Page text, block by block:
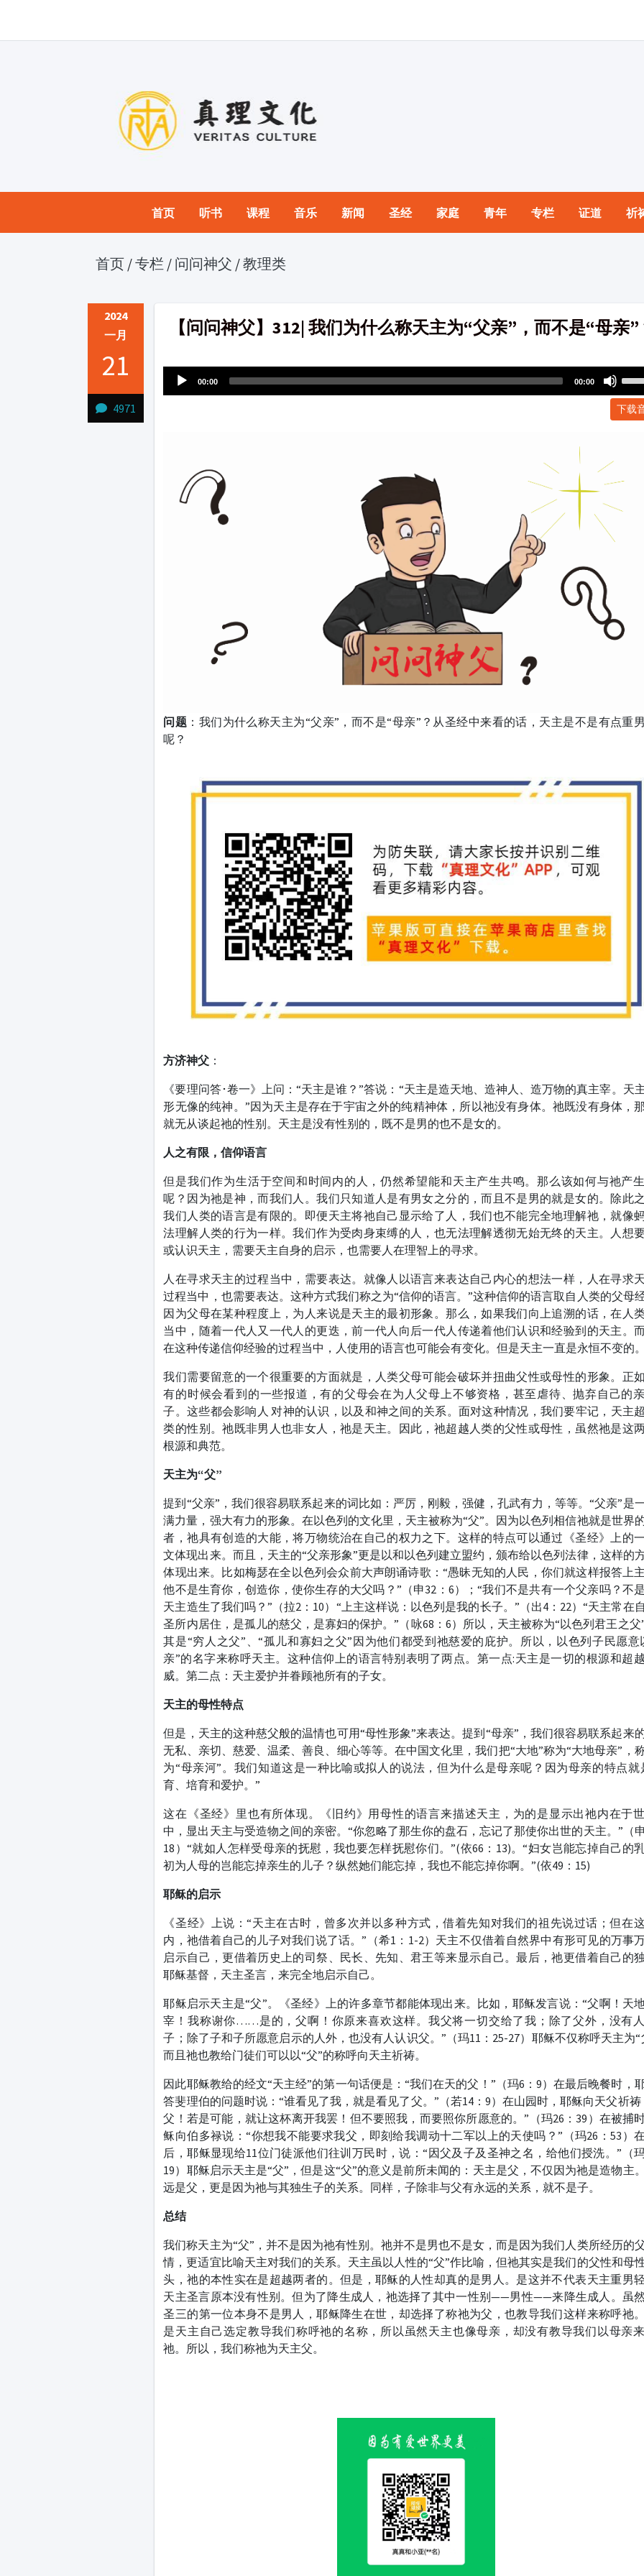
首页 听书 课程 音乐 新闻 圣经 家庭 青年 专栏 证道 祈
首页 /专栏 / 问问神父 /教理类
2024
一月
21
4971
【问问神父】312| 我们为什么称天主为“父亲”，而不是“母亲”
Player
00:00 00:00
下载
问题 ：我们为什么称天主为“父亲”，而不是“母亲”？从圣经中来看的话，天主是不是有点重
呢？
方济神父 ：
《要理问答･卷一》上问：“天主是谁？”答说：“天主是造天地、造神人、造万物的真主宰。天
形无像的纯神。”因为天主是存在于宇宙之外的纯精神体，所以祂没有身体。祂既没有身体，
就无从谈起祂的性别。天主是没有性别的，既不是男的也不是女的。
人之有限，信仰语言
但是我们作为生活于空间和时间内的人，仍然希望能和天主产生共鸣。那么该如何与祂产
呢？因为祂是神，而我们人。我们只知道人是有男女之分的，而且不是男的就是女的。除此
我们人类的语言是有限的。即便天主将祂自己显示给了人，我们也不能完全地理解祂，就像
法理解人类的行为一样。我们作为受肉身束缚的人，也无法理解透彻无始无终的天主。人想
或认识天主，需要天主自身的启示，也需要人在理智上的寻求。
人在寻求天主的过程当中，需要表达。就像人以语言来表达自己内心的想法一样，人在寻求
过程当中，也需要表达。这种方式我们称之为“信仰的语言。”这种信仰的语言取自人类的父母
因为父母在某种程度上，为人来说是天主的最初形象。那么，如果我们向上追溯的话，在人
当中，随着一代人又一代人的更迭，前一代人向后一代人传递着他们认识和经验到的天主。
在这种传递信仰经验的过程当中，人使用的语言也可能会有变化。但是天主一直是永恒不变的
我们需要留意的一个很重要的方面就是，人类父母可能会破坏并扭曲父性或母性的形象。正
有的时候会看到的一些报道，有的父母会在为人父母上不够资格，甚至虐待、抛弃自己的
子。这些都会影响人 对神的认识，以及和神之间的关系。面对这种情况，我们要牢记，天主
类的性别。祂既非男人也非女人，祂是天主。因此，祂超越人类的父性或母性，虽然祂是这
根源和典范。
天主为“父”
提到“父亲”，我们很容易联系起来的词比如：严厉，刚毅，强健，孔武有力，等等。“父亲”是
满力量，强大有力的形象。在以色列的文化里，天主被称为“父”。因为以色列相信祂就是世界
者，祂具有创造的大能，将万物统治在自己的权力之下。这样的特点可以通过《圣经》上的
文体现出来。而且，天主的“父亲形象”更是以和以色列建立盟约，颁布给以色列法律，这样的
体现出来。比如梅瑟在全以色列会众前大声朗诵诗歌：“愚昧无知的人民，你们就这样报答上
他不是生育你，创造你，使你生存的大父吗？”（申32：6）；“我们不是共有一个父亲吗？不
天主造生了我们吗？”（拉2：10）“上主这样说：以色列是我的长子。”（出4：22）“天主常在
圣所内居住，是孤儿的慈父，是寡妇的保护。”（咏68：6）所以，天主被称为“以色列君王之父
其是“穷人之父”、“孤儿和寡妇之父”因为他们都受到祂慈爱的庇护。所以，以色列子民愿意
亲”的名字来称呼天主。这种信仰上的语言特别表明了两点。第一点:天主是一切的根源和超
威。第二点：天主爱护并眷顾祂所有的子女。
天主的母性特点
但是，天主的这种慈父般的温情也可用“母性形象”来表达。提到“母亲”，我们很容易联系起来
无私、亲切、慈爱、温柔、善良、细心等等。在中国文化里，我们把“大地”称为“大地母亲”，
为“母亲河”。我们知道这是一种比喻或拟人的说法，但为什么是母亲呢？因为母亲的特点就
育、培育和爱护。”
这在《圣经》里也有所体现。《旧约》用母性的语言来描述天主，为的是显示出祂内在于
中，显出天主与受造物之间的亲密。“你忽略了那生你的盘石，忘记了那使你出世的天主。”（
18）“就如人怎样受母亲的抚慰，我也要怎样抚慰你们。”(依66：13)。“妇女岂能忘掉自己的
初为人母的岂能忘掉亲生的儿子？纵然她们能忘掉，我也不能忘掉你啊。”(依49：15)
耶稣的启示
《圣经》上说：“天主在古时，曾多次并以多种方式，借着先知对我们的祖先说过话；但在
内，祂借着自己的儿子对我们说了话。”（希1：1-2）天主不仅借着自然界中有形可见的万事
启示自己，更借着历史上的司祭、民长、先知、君王等来显示自己。最后，祂更借着自己的
耶稣基督，天主圣言，来完全地启示自己。
耶稣启示天主是“父”。《圣经》上的许多章节都能体现出来。比如，耶稣发言说：“父啊！天
宰！我称谢你……是的，父啊！你原来喜欢这样。我父将一切交给了我；除了父外，没有
子；除了子和子所愿意启示的人外，也没有人认识父。”（玛11：25-27）耶稣不仅称呼天主为“
而且祂也教给门徒们可以以“父”的称呼向天主祈祷。
因此耶稣教给的经文“天主经”的第一句话便是：“我们在天的父！”（玛6：9）在最后晚餐时，
答斐理伯的问题时说：“谁看见了我，就是看见了父。”（若14：9）在山园时，耶稣向天父祈祷
父！若是可能，就让这杯离开我罢！但不要照我，而要照你所愿意的。”（玛26：39）在被捕
稣向伯多禄说：“你想我不能要求我父，即刻给我调动十二军以上的天使吗？”（玛26：53）
后，耶稣显现给11位门徒派他们往训万民时，说：“因父及子及圣神之名，给他们授洗。”（
19）耶稣启示天主是“父”，但是这“父”的意义是前所未闻的：天主是父，不仅因为祂是造物主
远是父，更是因为祂与其独生子的关系。同样，子除非与父有永远的关系，就不是子。
总结
我们称天主为“父”，并不是因为祂有性别。祂并不是男也不是女，而是因为我们人类所经历的
情，更适宜比喻天主对我们的关系。天主虽以人性的“父”作比喻，但祂其实是我们的父性和母
头，祂的本性实在是超越两者的。但是，耶稣的人性却真的是男人。是这并不代表天主重男
天主圣言原本没有性别。但为了降生成人，祂选择了其中一性别——男性——来降生成人。虽
圣三的第一位本身不是男人，耶稣降生在世，却选择了称祂为父，也教导我们这样来称呼祂
是天主自己选定教导我们称呼祂的名称，所以虽然天主也像母亲，却没有教导我们以母亲
祂。所以，我们称祂为天主父。